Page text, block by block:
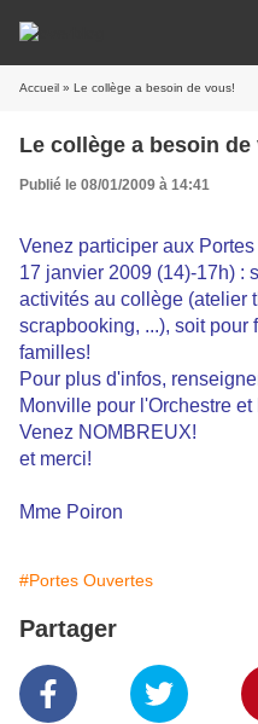
Accueil » Le collège a besoin de vous!
Le collège a besoin de
Publié le 08/01/2009 à 14:41
Venez participer aux
17 janvier 2009 (14)-17h) :
activités au collège (atelier
scrapbooking, ...), soit
familles!
Pour plus d'infos,
Monville pour l'Orchestre et
Venez NOMBREUX!
et merci!
Mme Poiron
#Portes Ouvertes
Partager